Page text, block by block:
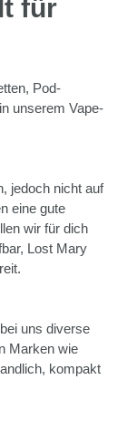
für
Pod-
unserem Vape-
jedoch nicht auf
eine gute
wir für dich
Lost Mary
uns diverse
Marken wie
kompakt